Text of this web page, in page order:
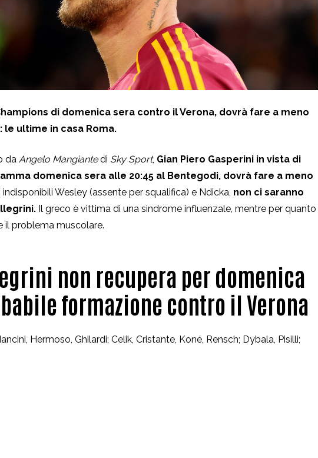
di domenica sera contro il Verona, dovrà fare a meno
le ultime in casa Roma.
da Angelo Mangiantedi Sky Sport, Gian Piero Gasperini in vista di
domenica sera alle 20:45 al Bentegodi, dovrà fare a meno
Wesley (assente per squalifica) e Ndicka, non ci saranno
Il greco è vittima di una sindrome influenzale, mentre per quanto
il problema muscolare.
non recupera per domenica
formazione contro il Verona
Hermoso, Ghilardi; Celik, Cristante, Koné, Rensch; Dybala, Pisilli;